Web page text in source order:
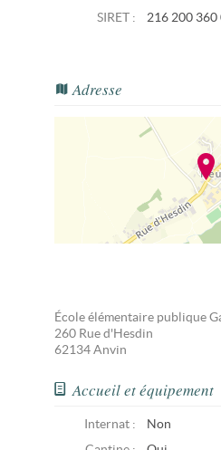
SIRET :
216 200 360
Adresse
École élémentaire publique
260 Rue d'Hesdin
62134 Anvin
Accueil et équipement
Internat :
Non